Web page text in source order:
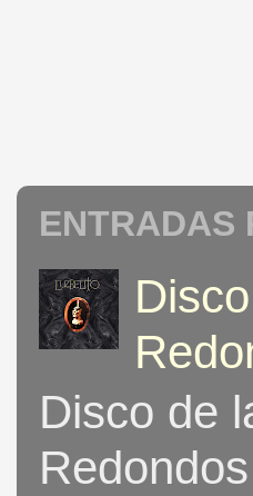
ENTRADAS
Disco de